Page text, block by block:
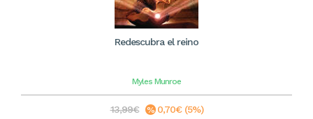
Redescubra el reino
Myles Munroe
13,99€ 0,70€ (5%)